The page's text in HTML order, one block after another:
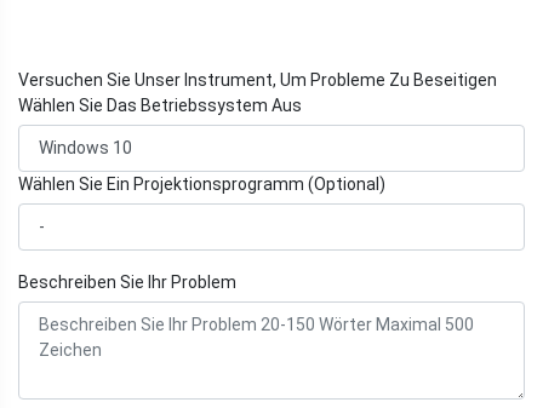
Versuchen Sie Unser Instrument, Um Probleme Zu Beseitigen
Wählen Sie Das Betriebssystem Aus
Wählen Sie Ein Projektionsprogramm (Optional)
Beschreiben Sie Ihr Problem